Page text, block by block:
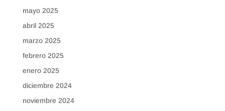
mayo 2025
abril 2025
marzo 2025
febrero 2025
enero 2025
diciembre 2024
noviembre 2024